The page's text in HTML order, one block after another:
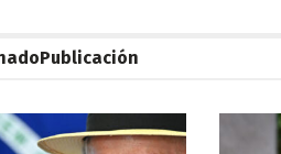
Publicación